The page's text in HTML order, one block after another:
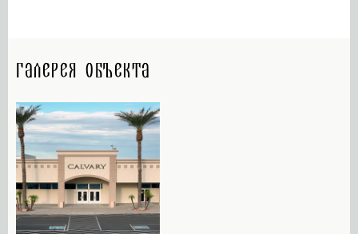
Галерея объекта